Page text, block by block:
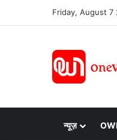
Friday, August 7
न्यूज़